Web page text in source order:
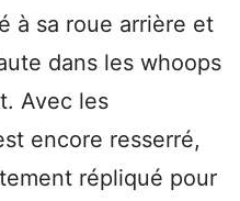
à sa roue arrière et
dans les whoops
Avec les
encore resserré,
répliqué pour